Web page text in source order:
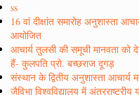
ss
16 वां दीक्षांत समारोह अनुशास्ता
आयोजित
आचार्य तुलसी की समूची मानवता को
हैं- कुलपति प्रो. बच्छराज दूगड़
संस्थान के द्वितीय अनुशास्ता आचार्य
जैविभा विश्वविद्यालय में